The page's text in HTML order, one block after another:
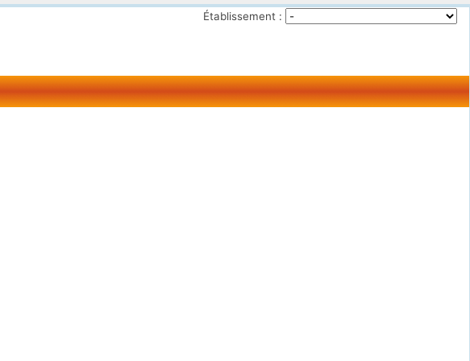
Établissement :